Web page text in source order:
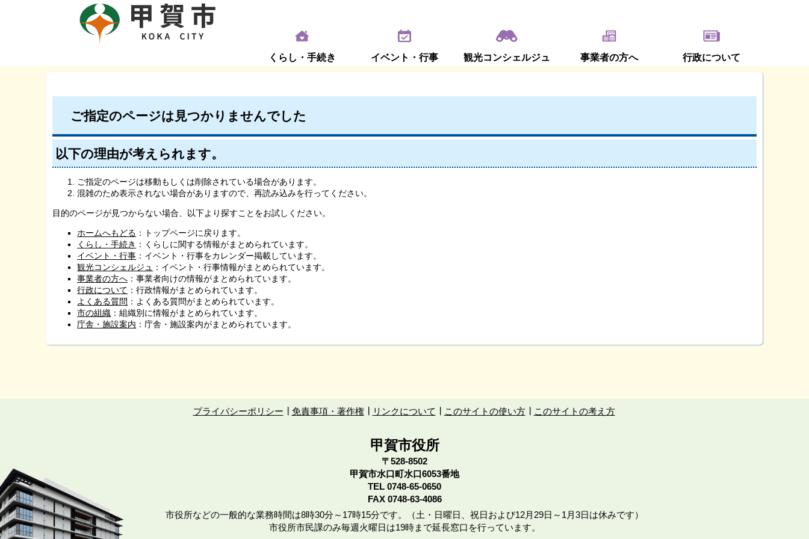
くらし・手続き イベント・行事 観光コンシェルジュ 事業者の方へ 行政について
ご指定のページは見つかりませんでした
以下の理由が考えられます。
ご指定のページは移動もしくは削除されている場合があります。
混雑のため表示されない場合がありますので、再読み込みを行ってください。
目的のページが見つからない場合、以下より探すことをお試しください。
ホームへもどる ：トップページに戻ります。
くらし・手続き ：くらしに関する情報がまとめられています。
イベント・行事 ：イベント・行事をカレンダー掲載しています。
観光コンシェルジュ ：イベント・行事情報がまとめられています。
事業者の方へ ：事業者向けの情報がまとめられています。
行政について ：行政情報がまとめられています。
よくある質問 ：よくある質問がまとめられています。
市の組織 ：組織別に情報がまとめられています。
庁舎・施設案内 ：庁舎・施設案内がまとめられています。
プライバシーポリシー 免責事項・著作権 リンクについて このサイトの使い方 このサイトの考え方
甲賀市役所
〒528-8502
甲賀市水口町水口6053番地
TEL 0748-65-0650
FAX 0748-63-4086
市役所などの一般的な業務時間は8時30分～17時15分です。（土・日曜日、祝日および12月29日～1月3日は休みです）
市役所市民課のみ毎週火曜日は19時まで延長窓口を行っています。